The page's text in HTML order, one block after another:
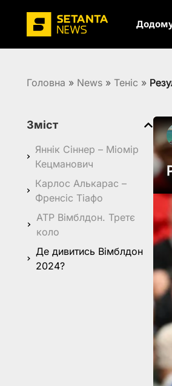
Головна » News » Теніс »
Зміст
Яннік Сіннер – Міомір
Кецманович
Карлос Алькарас –
Френсіс Тіафо
ATP Вімблдон. Третє
коло
Де дивитись Вімблдон
2024?